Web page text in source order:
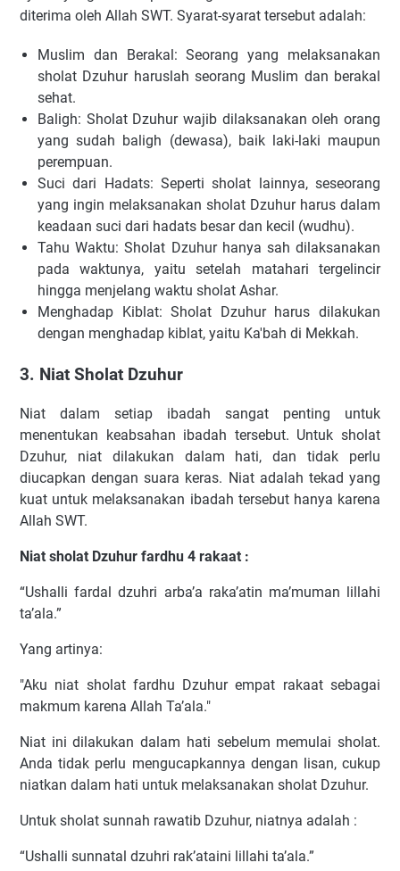
diterima oleh Allah SWT. Syarat-syarat tersebut adalah:
Muslim dan Berakal: Seorang yang melaksanakan
sholat Dzuhur haruslah seorang Muslim dan berakal
sehat.
Baligh: Sholat Dzuhur wajib dilaksanakan oleh orang
yang sudah baligh (dewasa), baik laki-laki maupun
perempuan.
Suci dari Hadats: Seperti sholat lainnya, seseorang
yang ingin melaksanakan sholat Dzuhur harus dalam
keadaan suci dari hadats besar dan kecil (wudhu).
Tahu Waktu: Sholat Dzuhur hanya sah dilaksanakan
pada waktunya, yaitu setelah matahari tergelincir
hingga menjelang waktu sholat Ashar.
Menghadap Kiblat: Sholat Dzuhur harus dilakukan
dengan menghadap kiblat, yaitu Ka'bah di Mekkah.
3. Niat Sholat Dzuhur
Niat dalam setiap ibadah sangat penting untuk
menentukan keabsahan ibadah tersebut. Untuk sholat
Dzuhur, niat dilakukan dalam hati, dan tidak perlu
diucapkan dengan suara keras. Niat adalah tekad yang
kuat untuk melaksanakan ibadah tersebut hanya karena
Allah SWT.
Niat sholat Dzuhur fardhu 4 rakaat :
“Ushalli fardal dzuhri arba’a raka’atin ma’muman lillahi
ta’ala.”
Yang artinya:
"Aku niat sholat fardhu Dzuhur empat rakaat sebagai
makmum karena Allah Ta’ala."
Niat ini dilakukan dalam hati sebelum memulai sholat.
Anda tidak perlu mengucapkannya dengan lisan, cukup
niatkan dalam hati untuk melaksanakan sholat Dzuhur.
Untuk sholat sunnah rawatib Dzuhur, niatnya adalah :
“Ushalli sunnatal dzuhri rak’ataini lillahi ta’ala.”